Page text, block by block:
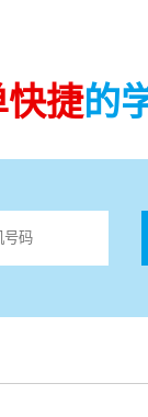
快捷的